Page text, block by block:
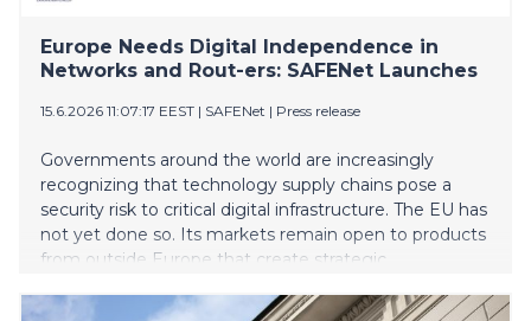
Europe Needs Digital Independence in
Networks and Rout-ers: SAFENet Launches
15.6.2026 11:07:17 EEST | SAFENet | Press release
Governments around the world are increasingly
recognizing that technology supply chains pose a
security risk to critical digital infrastructure. The EU has
not yet done so. Its markets remain open to products
from outside Europe that create strategic
Moreover, one central component is often overlooked